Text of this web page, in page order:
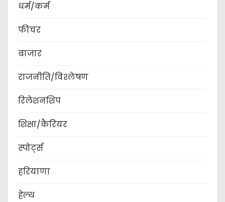
धर्म/कर्म
फीचर
बाजार
राजनीति/विश्लेषण
रिलेशनशिप
शिक्षा/कैरियर
स्पोर्ट्स
हरियाणा
हेल्थ